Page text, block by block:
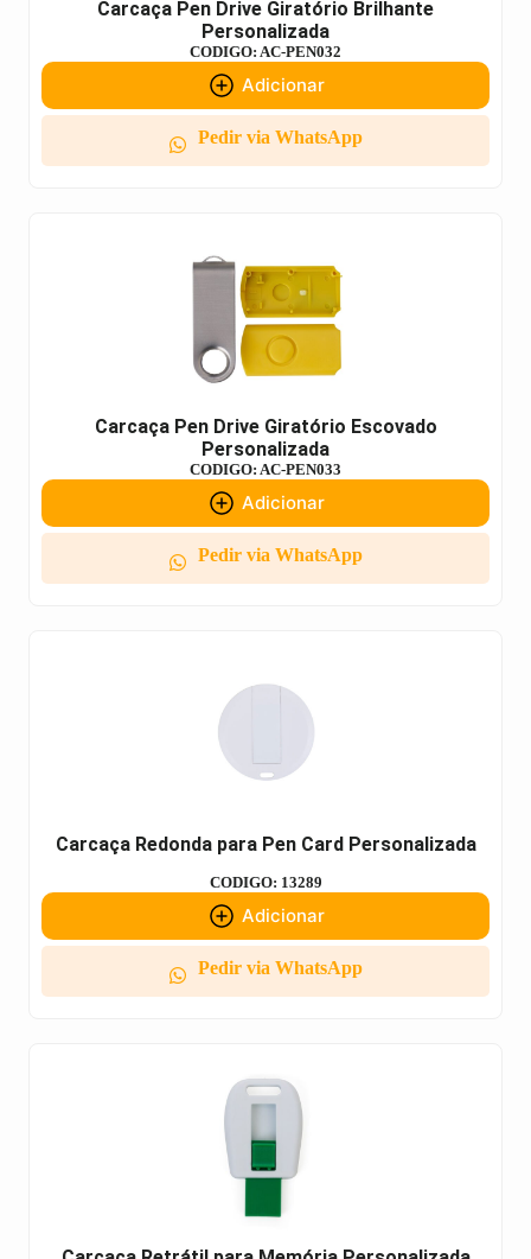
Carcaça Pen Drive Giratório Brilhante
Personalizada
CODIGO: AC-PEN032
Adicionar
Pedir via WhatsApp
Carcaça Pen Drive Giratório Escovado
Personalizada
CODIGO: AC-PEN033
Adicionar
Pedir via WhatsApp
Carcaça Redonda para Pen Card Personalizada
CODIGO: 13289
Adicionar
Pedir via WhatsApp